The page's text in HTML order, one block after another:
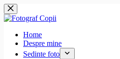
Sari
la
conținut
Home
Despre mine
Sedinte foto